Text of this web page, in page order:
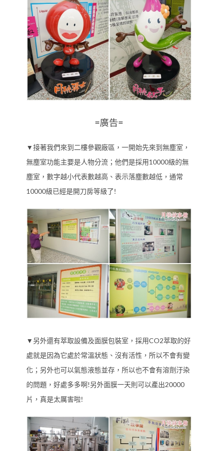
=廣告=
▼接著我們來到二樓參觀廠區，一開始先來到無塵室，
無塵室功能主要是人物分流；他們是採用10000級的無
塵室，數字越小代表數越高、表示落塵數越低，通常
10000級已經是開刀房等級了!
▼另外還有萃取設備及面膜包裝室，採用CO2萃取的好
處就是因為它處於常溫狀態、沒有活性，所以不會有變
化；另外也可以氣態液態並存，所以也不會有溶劑汙染
的問題，好處多多啊!另外面膜一天則可以產出20000
片，真是太厲害啦!